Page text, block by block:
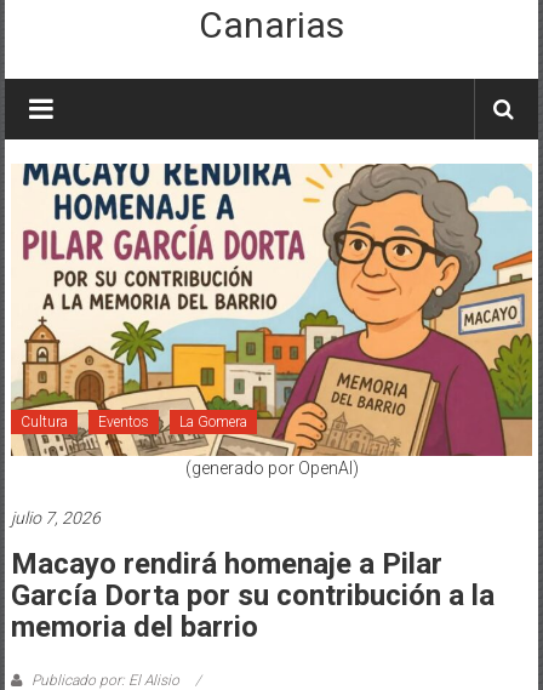
Canarias
Cultura Eventos La Gomera
(generado por OpenAI)
julio 7, 2026
Macayo rendirá homenaje a Pilar
García Dorta por su contribución a la
memoria del barrio
Publicado por: El Alisio